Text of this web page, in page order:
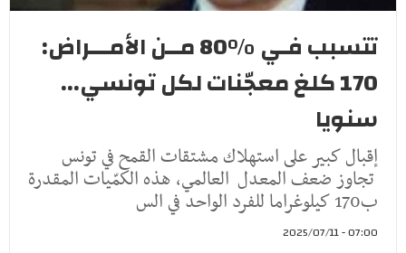
تتسبب فـي ٪80 مــن الأمـــراض:
170 كلغ معجّنات لكل تونسي...
سنويا
إقبال كبير على استهلاك مشتقات القمح في تونس
تجاوز ضعف المعدل العالمي، هذه الكمّيات المقدرة
ب170 كيلوغراما للفرد الواحد في الس
07:00 - 2025/07/11